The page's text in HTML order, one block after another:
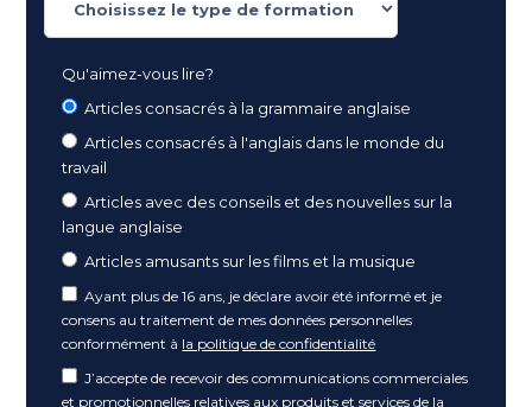
Qu'aimez-vous lire?
Articles consacrés à la grammaire anglaise
Articles consacrés à l'anglais dans le monde du
travail
Articles avec des conseils et des nouvelles sur la
langue anglaise
Articles amusants sur les films et la musique
Ayant plus de 16 ans, je déclare avoir été informé et je
consens au traitement de mes données personnelles
conformément à la politique de confidentialité
J’accepte de recevoir des communications commerciales
et promotionnelles relatives aux produits et services de la